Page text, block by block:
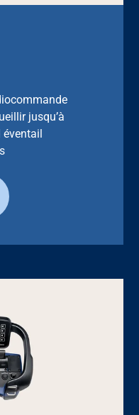
jusqu’à
éventail